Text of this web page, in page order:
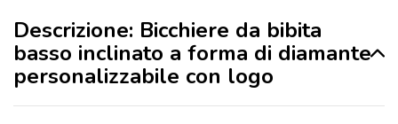
Descrizione: Bicchiere da bibita
basso inclinato a forma di diamante
personalizzabile con logo